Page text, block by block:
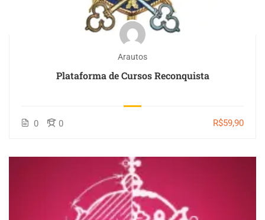
Arautos
Plataforma de Cursos Reconquista
0 0 R$59,90